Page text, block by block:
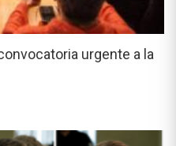
urgente a la